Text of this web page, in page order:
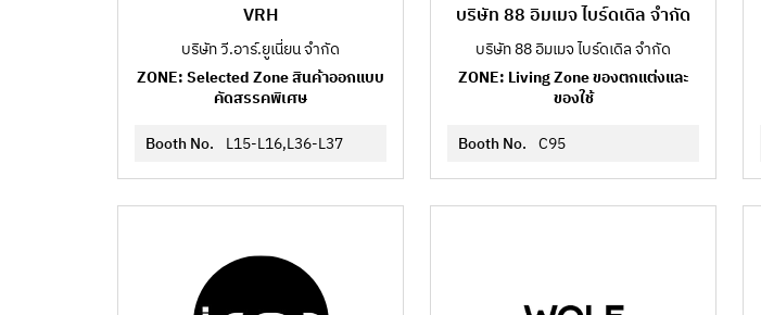
VRH
บริษัท วี.อาร์.ยูเนี่ยน จำกัด
ZONE: Selected Zone สินค้าออกแบบ
คัดสรรคพิเศษ
Booth No. L15-L16,L36-L37
บริษัท 88 อิมเมจ ไบร์ดเดิล จำกัด
บริษัท 88 อิมเมจ ไบร์ดเดิล จำกัด
ZONE: Living Zone ของตกแต่งและ
ของใช้
Booth No. C95